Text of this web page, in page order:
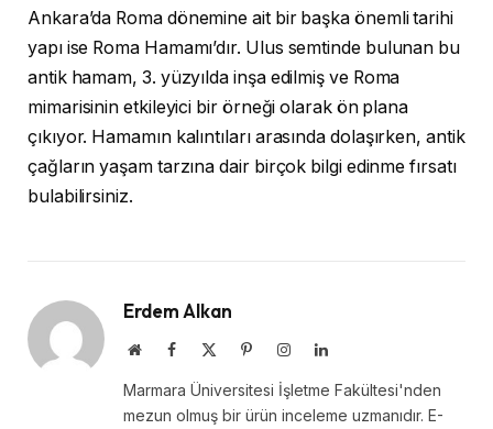
Ankara’da Roma dönemine ait bir başka önemli tarihi
yapı ise Roma Hamamı’dır. Ulus semtinde bulunan bu
antik hamam, 3. yüzyılda inşa edilmiş ve Roma
mimarisinin etkileyici bir örneği olarak ön plana
çıkıyor. Hamamın kalıntıları arasında dolaşırken, antik
çağların yaşam tarzına dair birçok bilgi edinme fırsatı
bulabilirsiniz.
Erdem Alkan
WebsiteFacebook PinterestInstagramLinkedIn
Marmara Üniversitesi İşletme Fakültesi'nden
mezun olmuş bir ürün inceleme uzmanıdır. E-